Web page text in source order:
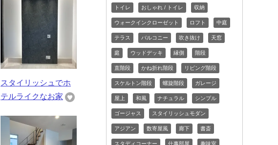
スタイリッシュでホ
テルライクなお家
トイレ おしゃれ / トイレ 収納
ウォークインクローゼット ロフト 中庭
テラス バルコニー 吹き抜け 天窓
庭 ウッドデッキ 縁側 階段
直階段 かね折れ階段 リビング階段
スケルトン階段 螺旋階段 ガレージ
屋上 和風 ナチュラル シンプル
ゴージャス スタイリッシュモダン
アジアン 数寄屋風 廊下 書斎
スタディコーナー 仕事部屋 趣味室